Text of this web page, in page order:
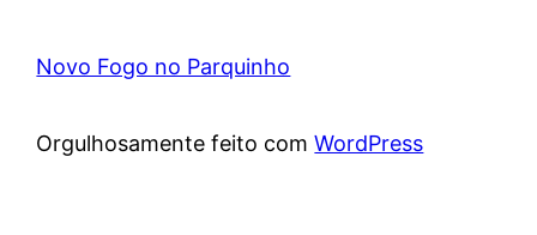
Novo Fogo no Parquinho
Orgulhosamente feito comWordPress